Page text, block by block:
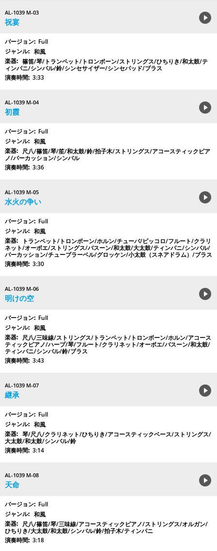
AL-1039 M-03
祝宴
Full
和風
篠笛/琴/トランペット/トロンボーン/ストリングス/ひちりき/和太鼓/テ
ィンパニ/シンバル/鈴/シンセサイザー/シンセパッド/ブラス
3:33
AL-1039 M-04
初霞
Full
和風
尺八/篠笛/琴/笙/和太鼓/鈴/拍子木/ストリングス/アコースティックピア
ノ/パーカッション/シンバル
3:36
AL-1039 M-05
水火の争い
Full
和風
トランペット/トロンボーン/ホルン/チューバ/ピッコロ/フルート/クラリ
ネット/オーボエ/ストリングス/バスーン/和太鼓/大太鼓/ティンパニ/シンバル/
パーカッション/チューブラーベル/グロッケン/小太鼓（スネアドラム）/ブラス
3:30
AL-1039 M-06
明けの空
Full
和風
尺八/三味線/ストリングス/トランペット/トロンボーン/ホルン/アコース
ティックピアノ/ハープ/琴/フルート/クラリネット/オーボエ/バスーン/和太鼓/
ティンパニ/シンバル/鈴/ブラス
3:43
AL-1039 M-07
継承
Full
和風
琴/尺八/クラリネット/ひちりき/アコースティックベース/ストリングス/
大太鼓/和太鼓/シンバル/鈴
3:14
AL-1039 M-08
天命
Full
和風
尺八/篠笛/琴/三味線/アコースティックピアノ/ストリングス/オルガン/
ひちりき/大太鼓/和太鼓/シンバル/鈴/拍子木/ティンパニ
3:18